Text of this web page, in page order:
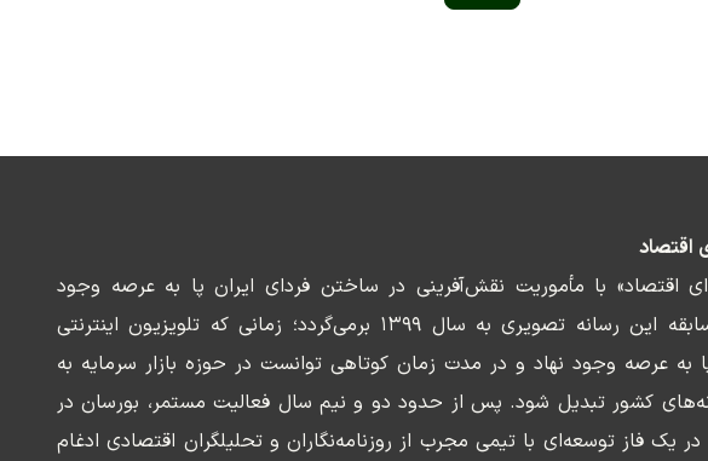
اقتصاد
اقتصاد» با مأموریت نقش‌آفرینی در ساختن فردای ایران پا به عرصه وجود
می‌گذارد. سابقه این رسانه تصویری به سال ۱۳۹۹ برمی‌گردد؛ زمانی که تلویزیون اینترنتی
به عرصه وجود نهاد و در مدت زمان کوتاهی توانست در حوزه بازار سرمایه به
کشور تبدیل شود. پس از حدود دو و نیم سال فعالیت مستمر، بورسان در
مرداد ۱۴۰۱ در یک فاز توسعه‌ای با تیمی مجرب از روزنامه‌نگاران و تحلیلگران اقتصادی ادغام